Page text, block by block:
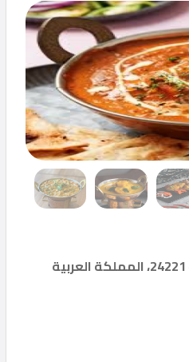
7088 الرضوى، النزهة، مكة 24221، المملكة العربية